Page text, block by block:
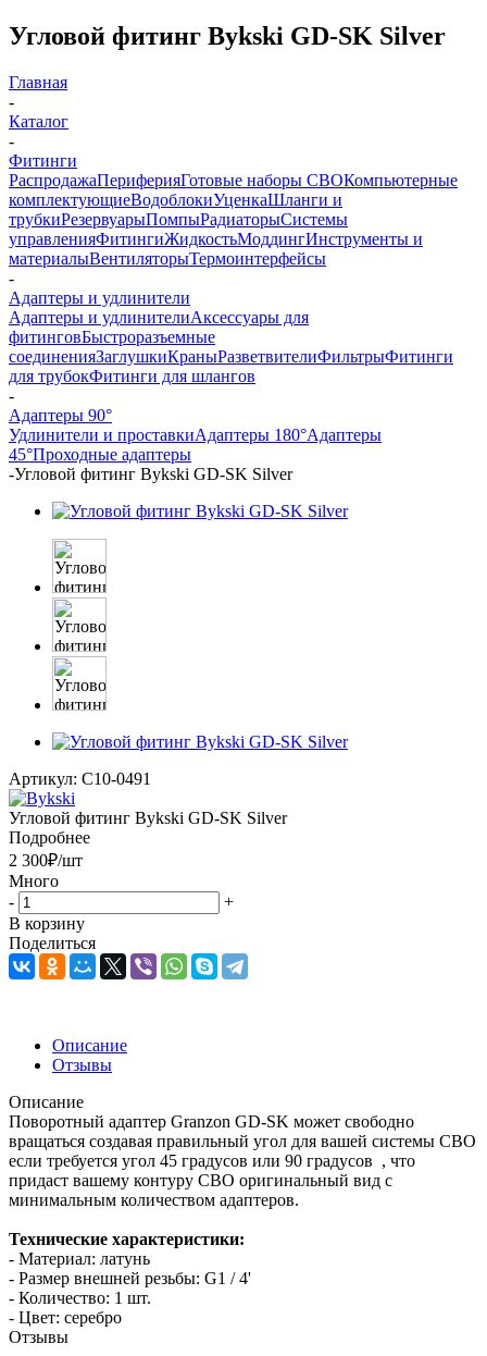
Угловой фитинг Bykski GD-SK Silver
Главная
-
Каталог
-
Фитинги
РаспродажаПериферияГотовые наборы СВОКомпьютерные
комплектующиеВодоблокиУценкаШланги и
трубкиРезервуарыПомпыРадиаторыСистемы
управленияФитингиЖидкостьМоддингИнструменты и
материалыВентиляторыТермоинтерфейсы
-
Адаптеры и удлинители
Адаптеры и удлинителиАксессуары для
фитинговБыстроразъемные
соединенияЗаглушкиКраныРазветвителиФильтрыФитинги
для трубокФитинги для шлангов
-
Адаптеры 90°
Удлинители и проставкиАдаптеры 180°Адаптеры
45°Проходные адаптеры
-Угловой фитинг Bykski GD-SK Silver
Артикул: C10-0491
Угловой фитинг Bykski GD-SK Silver
Подробнее
2 300₽/шт
Много
-
+
В корзину
Поделиться
Описание
Отзывы
Описание
Поворотный адаптер Granzon GD-SK может свободно
вращаться создавая правильный угол для вашей системы СВО
если требуется угол 45 градусов или 90 градусов , что
придаст вашему контуру СВО оригинальный вид с
минимальным количеством адаптеров.
Технические характеристики:
- Материал: латунь
- Размер внешней резьбы: G1 / 4'
- Количество: 1 шт.
- Цвет: серебро
Отзывы